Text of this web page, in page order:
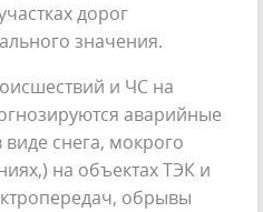
дорог
значения.
и ЧС на
аварийные
виде снега, мокрого
на объектах ТЭК и
обрывы